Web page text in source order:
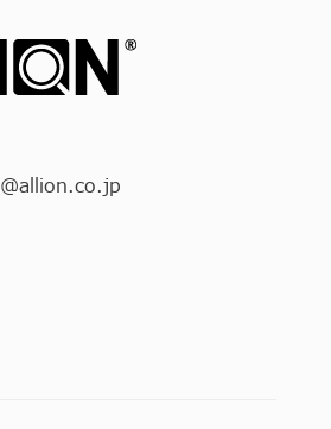
@allion.co.jp